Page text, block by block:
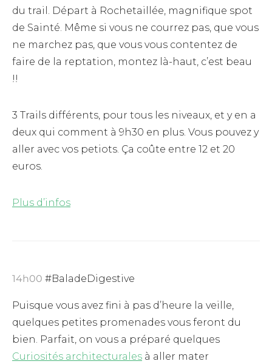
du trail. Départ à Rochetaillée, magnifique spot
de Sainté. Même si vous ne courrez pas, que vous
ne marchez pas, que vous vous contentez de
faire de la reptation, montez là-haut, c’est beau
!!
3 Trails différents, pour tous les niveaux, et y en a
deux qui comment à 9h30 en plus. Vous pouvez y
aller avec vos petiots. Ça coûte entre 12 et 20
euros.
Plus d’infos
14h00 #BaladeDigestive
Puisque vous avez fini à pas d’heure la veille,
quelques petites promenades vous feront du
bien. Parfait, on vous a préparé quelques
Curiosités architecturales à aller mater